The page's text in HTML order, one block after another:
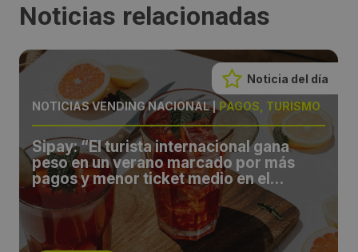
Noticias relacionadas
NOTICIAS VENDING NACIONAL|PAGOS, TURISMO
Sipay: “El turista internacional gana
peso en un verano marcado por más
pagos y menor ticket medio en el
comercio español”
Noticia del día